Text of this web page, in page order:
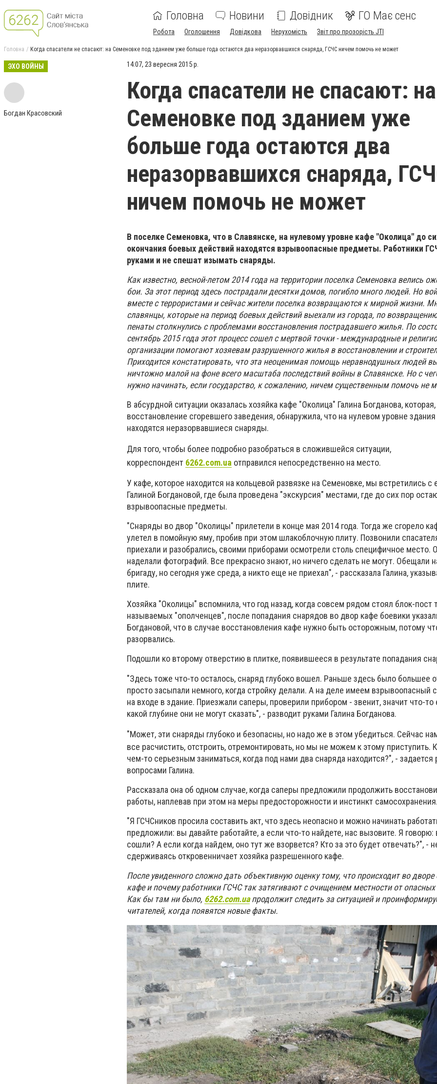
Головна Новини Довідник ГО Має сенс
Робота Оголошення Довідкова Нерухомість Звіт про прозорість JTI
Головна Когда спасатели не спасают: на Семеновке под зданием уже больше года остаются два неразорвавшихся снаряда, ГСЧС ничем помочь не может
ЭХО ВОЙНЫ
Богдан Красовский
14:07, 23 вересня 2015 р.
Когда спасатели не спасают: на
Семеновке под зданием уже
больше года остаются два
неразорвавшихся снаряда,
ничем помочь не может
В поселке Семеновка, что в Славянске, на нулевому уровне кафе "Околица" до
окончания боевых действий находятся взрывоопасные предметы. Работники
руками и не спешат изымать снаряды.
Как известно, весной-летом 2014 года на территории поселка Семеновка велись
бои. За этот период здесь пострадали десятки домов, погибло много людей. Но
вместе с террористами и сейчас жители поселка возвращаются к мирной жизни.
славянцы, которые на период боевых действий выехали из города, по
пенаты столкнулись с проблемами восстановления пострадавшего жилья. По
сентябрь 2015 года этот процесс сошел с мертвой точки - международные и
организации помогают хозяевам разрушенного жилья в восстановлении и
Приходится констатировать, что эта неоценимая помощь неравнодушных людей
ничтожно малой на фоне всего масштаба последствий войны в Славянске. Но с
нужно начинать, если государство, к сожалению, ничем существенным помочь не
В абсурдной ситуации оказалась хозяйка кафе "Околица" Галина Богданова,
восстановление сгоревшего заведения, обнаружила, что на нулевом уровне
находятся неразорвавшиеся снаряды.
Для того, чтобы более подробно разобраться в сложившейся ситуации,
корреспондент 6262.com.ua отправился непосредственно на место.
У кафе, которое находится на кольцевой развязке на Семеновке, мы встретились с
Галиной Богдановой, где была проведена "экскурсия" местами, где до сих пор
взрывоопасные предметы.
"Снаряды во двор "Околицы" прилетели в конце мая 2014 года. Тогда же сгорело
улетел в помойную яму, пробив при этом шлакоблочную плиту. Позвонили
приехали и разобрались, своими приборами осмотрели столь специфичное место.
наделали фотографий. Все прекрасно знают, но ничего сделать не могут. Обещали
бригаду, но сегодня уже среда, а никто еще не приехал", - рассказала Галина,
плите.
Хозяйка "Околицы" вспомнила, что год назад, когда совсем рядом стоял блок-пост
называемых "ополченцев", после попадания снарядов во двор кафе боевики
Богдановой, что в случае восстановления кафе нужно быть осторожным, потому
разорвались.
Подошли ко второму отверстию в плитке, появившееся в результате попадания
"Здесь тоже что-то осталось, снаряд глубоко вошел. Раньше здесь было большее
просто засыпали немного, когда стройку делали. А на деле имеем взрывоопасный
на входе в здание. Приезжали саперы, проверили прибором - звенит, значит что-то
какой глубине они не могут сказать", - разводит руками Галина Богданова.
"Может, эти снаряды глубоко и безопасны, но надо же в этом убедиться. Сейчас
все расчистить, отстроить, отремонтировать, но мы не можем к этому приступить.
чем-то серьезным заниматься, когда под нами два снаряда находится?", -
вопросами Галина.
Рассказала она об одном случае, когда саперы предложили продолжить
работы, наплевав при этом на меры предосторожности и инстинкт самосохранения.
"Я ГСЧСников просила составить акт, что здесь неопасно и можно начинать
предложили: вы давайте работайте, а если что-то найдете, нас вызовите. Я говорю:
сошли? А если когда найдем, оно тут же взорвется? Кто за это будет отвечать?", -
сдерживаясь откровенничает хозяйка разрешенного кафе.
После увиденного сложно дать объективную оценку тому, что происходит во дворе
кафе и почему работники ГСЧС так затягивают с очищением местности от
Как бы там ни было, 6262.com.uaпродолжит следить за ситуацией и
читателей, когда появятся новые факты.